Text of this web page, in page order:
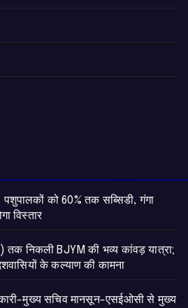
को 60% तक सब्सिडी, गंगा
विस्तार
तक निकली BJYM की भव्य कांवड़ यात्रा;
के कल्याण की कामना
मुख्य सचिव मानसून-एसईओसी से मुख्य